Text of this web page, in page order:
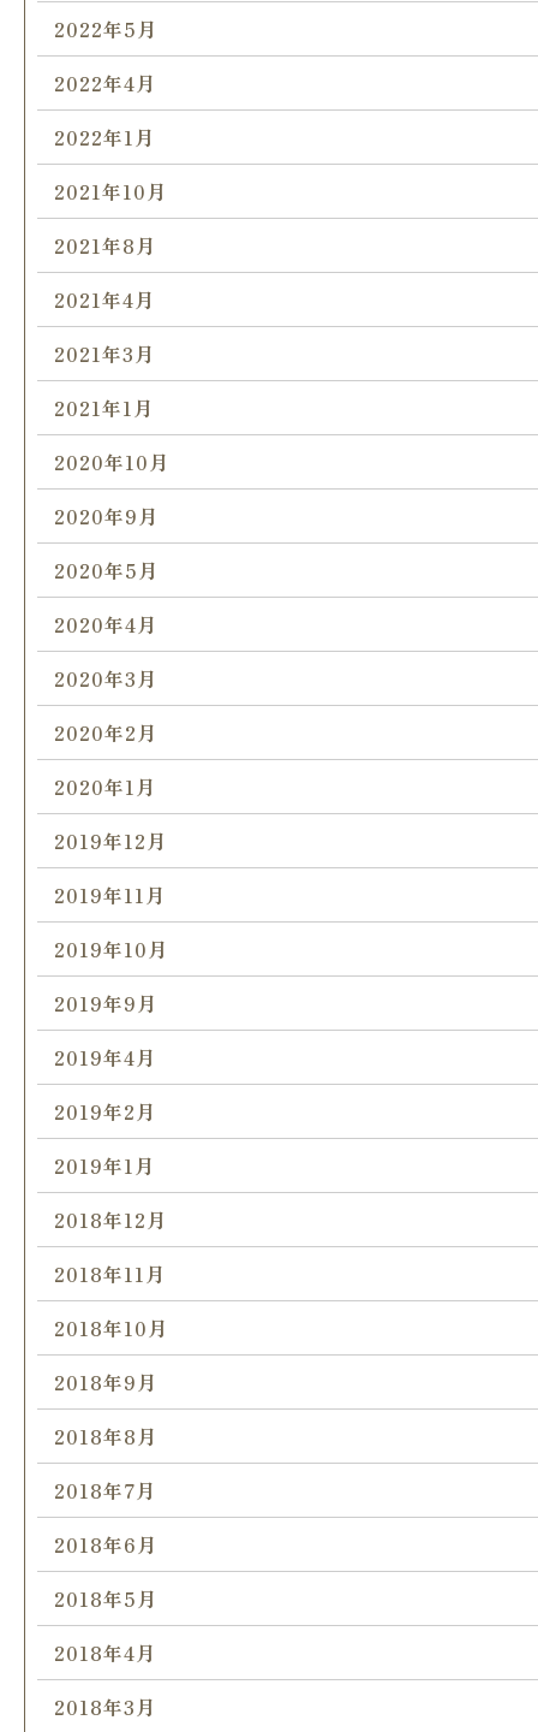
2022年5月
2022年4月
2022年1月
2021年10月
2021年8月
2021年4月
2021年3月
2021年1月
2020年10月
2020年9月
2020年5月
2020年4月
2020年3月
2020年2月
2020年1月
2019年12月
2019年11月
2019年10月
2019年9月
2019年4月
2019年2月
2019年1月
2018年12月
2018年11月
2018年10月
2018年9月
2018年8月
2018年7月
2018年6月
2018年5月
2018年4月
2018年3月